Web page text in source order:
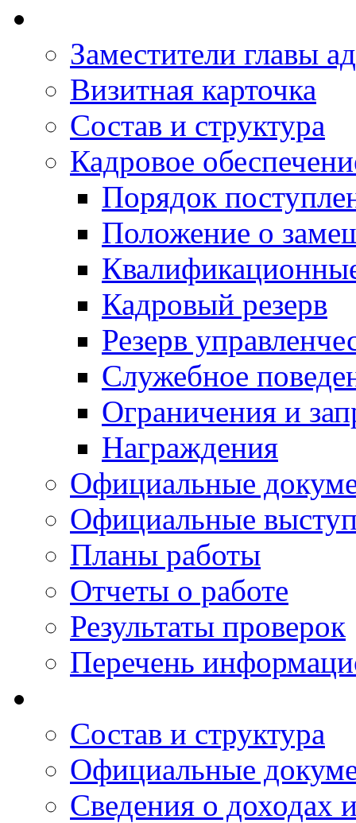
Заместители главы
Визитная карточка
Состав и структура
Кадровое
Порядок
Положение о
Кадровый резерв
Резерв
Служебное
Ограничения и
Награждения
Официальные
Официальные
Планы работы
Отчеты о работе
Результаты проверок
Перечень
Состав и структура
Официальные
Сведения о доходах